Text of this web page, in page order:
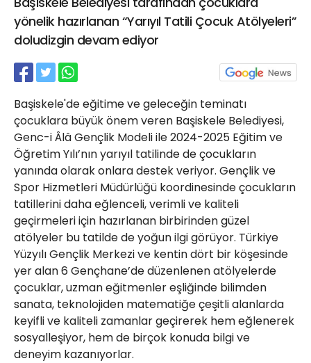
yönelik hazırlanan “Yarıyıl Tatili Çocuk Atölyeleri”
doludizgin devam ediyor
Başiskele'de eğitime ve geleceğin teminatı
çocuklara büyük önem veren Başiskele Belediyesi,
Genc-i Âlâ Gençlik Modeli ile 2024-2025 Eğitim ve
Öğretim Yılı’nın yarıyıl tatilinde de çocukların
yanında olarak onlara destek veriyor. Gençlik ve
Spor Hizmetleri Müdürlüğü koordinesinde çocukların
tatillerini daha eğlenceli, verimli ve kaliteli
geçirmeleri için hazırlanan birbirinden güzel
atölyeler bu tatilde de yoğun ilgi görüyor. Türkiye
Yüzyılı Gençlik Merkezi ve kentin dört bir köşesinde
yer alan 6 Gençhane’de düzenlenen atölyelerde
çocuklar, uzman eğitmenler eşliğinde bilimden
sanata, teknolojiden matematiğe çeşitli alanlarda
keyifli ve kaliteli zamanlar geçirerek hem eğlenerek
sosyalleşiyor, hem de birçok konuda bilgi ve
deneyim kazanıyorlar.
21 Gölcük
02624132333